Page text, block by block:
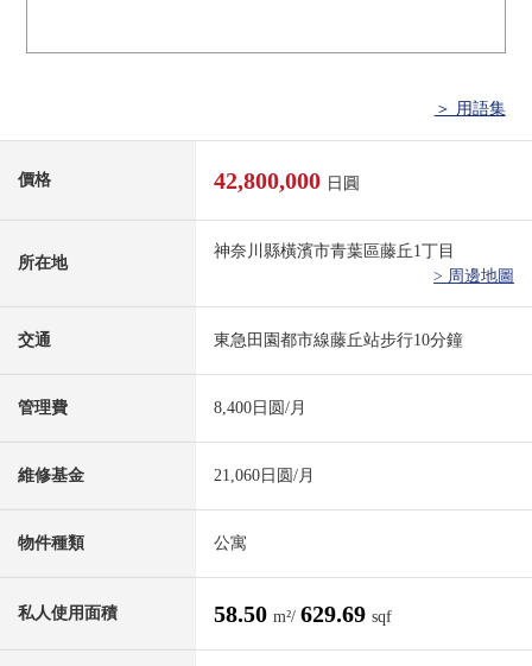
＞ 用語集
價格 42,800,000 日圓
所在地
神奈川縣橫濱市青葉區藤丘1丁目
> 周邊地圖
交通 東急田園都市線藤丘站步行10分鐘
管理費 8,400日圆/月
維修基金 21,060日圆/月
物件種類 公寓
私人使用面積 58.50 m²/ 629.69 sqf